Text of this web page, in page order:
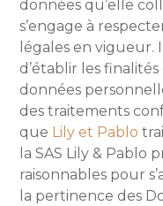
données qu’elle
s’engage à
légales en
d’établir les
données
des traitements
que Lily et Pablo
la SAS Lily & Pablo
raisonnables pour
la pertinence des